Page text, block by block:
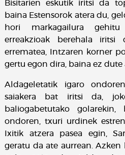
Bisitarien eskutik iritsi da
baina Estensorok atera du,
hori markagailura
erreakzioak berehala
errematea, Intzaren korner
gertu egon dira, baina ez dute
Aldageletatik igaro
saiakera bat iritsi da,
baliogabetutako
ondoren, txuri urdinek
Ixitik atzera pasea egin,
geratu da ate aurrean.